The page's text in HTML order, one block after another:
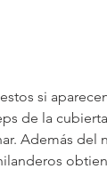
si
de la
Además